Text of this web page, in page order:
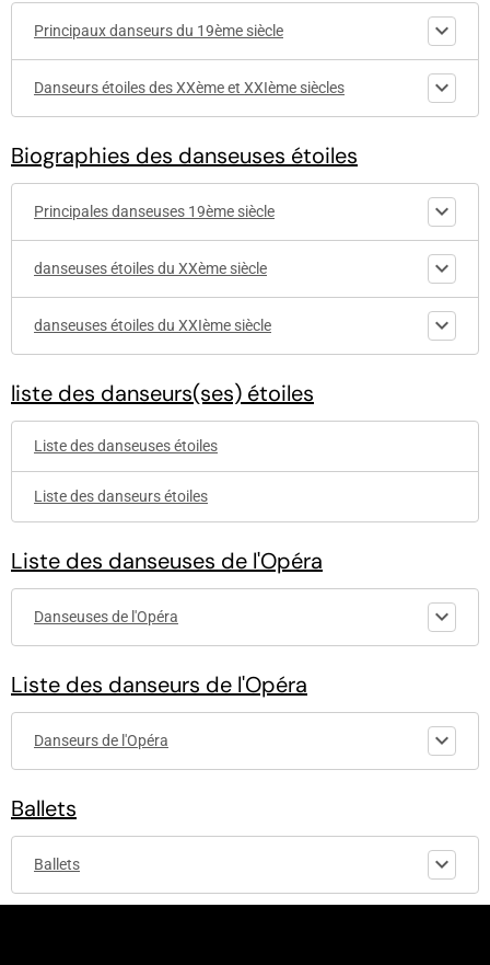
Principaux danseurs du 19ème siècle
Danseurs étoiles des XXème et XXIème siècles
Biographies des danseuses étoiles
Principales danseuses 19ème siècle
danseuses étoiles du XXème siècle
danseuses étoiles du XXIème siècle
liste des danseurs(ses) étoiles
Liste des danseuses étoiles
Liste des danseurs étoiles
Liste des danseuses de l'Opéra
Danseuses de l'Opéra
Liste des danseurs de l'Opéra
Danseurs de l'Opéra
Ballets
Ballets